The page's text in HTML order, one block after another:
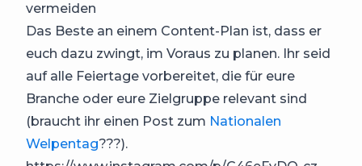
vermeiden
Das Beste an einem Content-Plan ist, dass er
euch dazu zwingt, im Voraus zu planen. Ihr seid
auf alle Feiertage vorbereitet, die für eure
Branche oder eure Zielgruppe relevant sind
(braucht ihr einen Post zum Nationalen
Welpentag???).